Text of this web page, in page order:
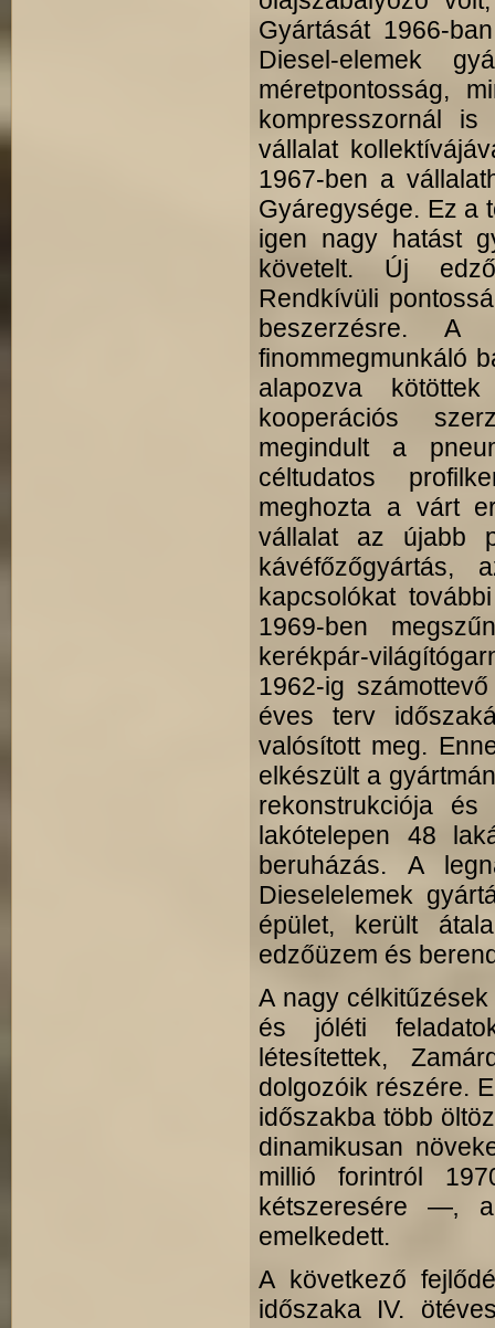
Gyártását 1966-
Diesel-elemek
méretpontosság,
kompresszornál is
vállalat
1967-ben a
Gyáregysége. Ez a
igen nagy hatást
követelt. Új
Rendkívüli
beszerzésre. A
finommegmunkáló
alapozva
kooperációs
megindult a
céltudatos
meghozta a várt
vállalat az újabb
kávéfőzőgyártás,
kapcsolókat
1969-ben
kerékpár-
1962-ig
éves terv
valósított meg.
elkészült a
rekonstrukciója
lakótelepen 48
beruházás. A
Dieselelemek
épület, került
edzőüzem és
A nagy
és jóléti
létesítettek,
dolgozóik részére.
időszakba több
dinamikusan
millió forintról
kétszeresére —‚
emelkedett.
A következő
időszaka IV.